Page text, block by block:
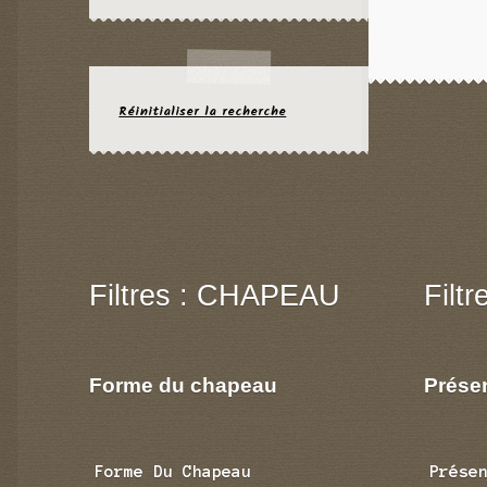
Réinitialiser la recherche
Filtres : CHAPEAU
Forme du chapeau
Forme Du Chapeau